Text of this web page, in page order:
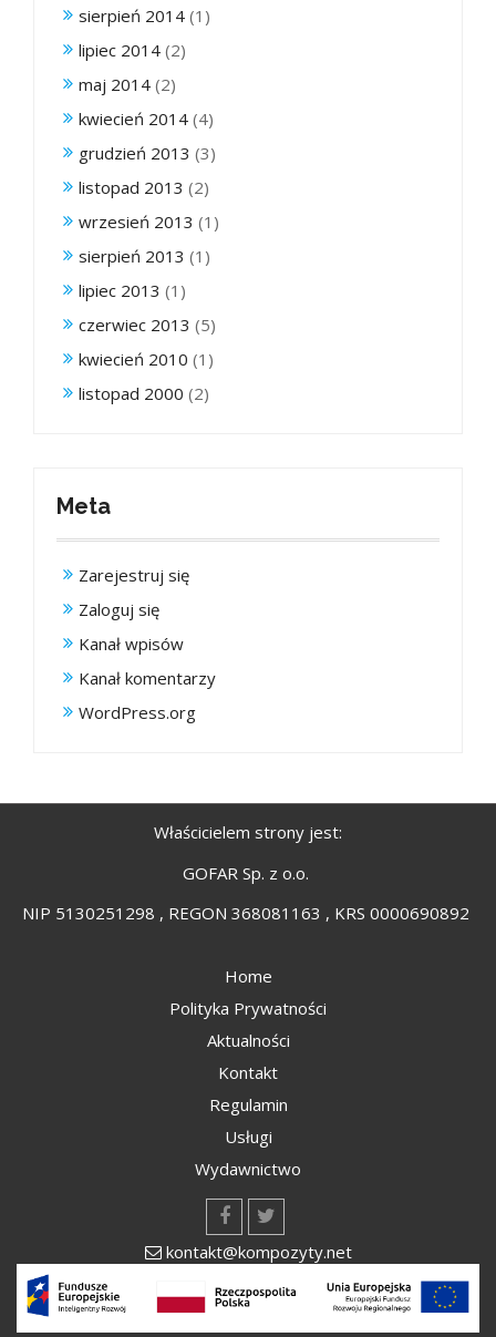
sierpień 2014 (1)
lipiec 2014 (2)
maj 2014 (2)
kwiecień 2014 (4)
grudzień 2013 (3)
listopad 2013 (2)
wrzesień 2013 (1)
sierpień 2013 (1)
lipiec 2013 (1)
czerwiec 2013 (5)
kwiecień 2010 (1)
listopad 2000 (2)
Meta
Zarejestruj się
Zaloguj się
Kanał wpisów
Kanał komentarzy
WordPress.org
Właścicielem strony jest:
GOFAR Sp. z o.o.
NIP 5130251298 , REGON 368081163 , KRS 0000690892
Home
Polityka Prywatności
Aktualności
Kontakt
Regulamin
Usługi
Wydawnictwo
kontakt@kompozyty.net